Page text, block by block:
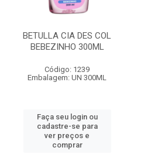
BETULLA CIA DES COL
BEBEZINHO 300ML
Código: 1239
Embalagem: UN 300ML
Faça seu login ou
cadastre-se para
ver preços e
comprar